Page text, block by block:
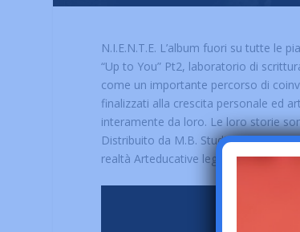
N.I.E.N.T.E. L’album fuori su tutte le
“Up to You” Pt2, laboratorio di
come un importante percorso di
finalizzati alla crescita personale ed
interamente da loro. Le loro storie
Distribuito da M.B. Studio/Artist First.
realtà Arteducative legate alla